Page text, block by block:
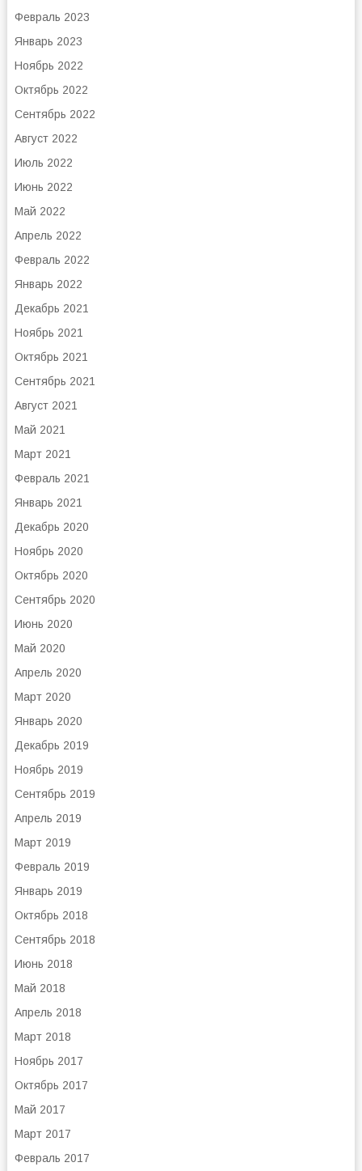
Февраль 2023
Январь 2023
Ноябрь 2022
Октябрь 2022
Сентябрь 2022
Август 2022
Июль 2022
Июнь 2022
Май 2022
Апрель 2022
Февраль 2022
Январь 2022
Декабрь 2021
Ноябрь 2021
Октябрь 2021
Сентябрь 2021
Август 2021
Май 2021
Март 2021
Февраль 2021
Январь 2021
Декабрь 2020
Ноябрь 2020
Октябрь 2020
Сентябрь 2020
Июнь 2020
Май 2020
Апрель 2020
Март 2020
Январь 2020
Декабрь 2019
Ноябрь 2019
Сентябрь 2019
Апрель 2019
Март 2019
Февраль 2019
Январь 2019
Октябрь 2018
Сентябрь 2018
Июнь 2018
Май 2018
Апрель 2018
Март 2018
Ноябрь 2017
Октябрь 2017
Май 2017
Март 2017
Февраль 2017